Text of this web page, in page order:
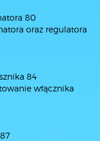
80
oraz regulatora
84
włącznika